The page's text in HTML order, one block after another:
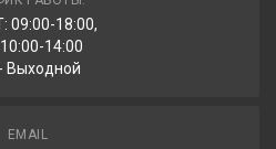
09:00-18:00,
14:00
Выходной
EMAIL